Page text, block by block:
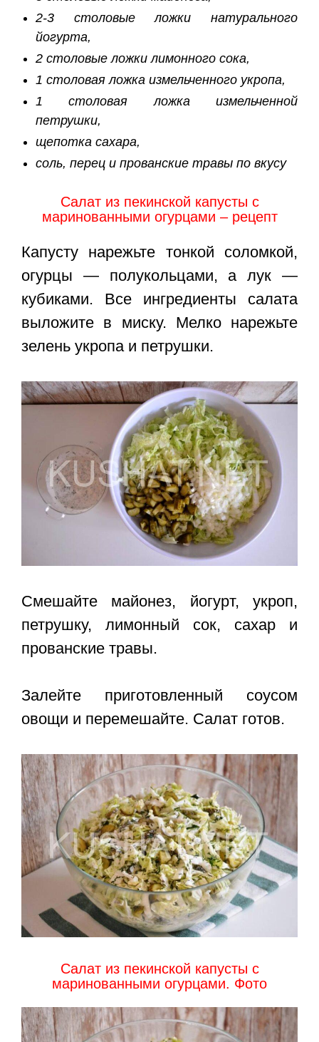
2-3 столовые ложки натурального
йогурта,
2 столовые ложки лимонного сока,
1 столовая ложка измельченного укропа,
1 столовая ложка измельченной
петрушки,
щепотка сахара,
соль, перец и прованские травы по вкусу
Салат из пекинской капусты с
маринованными огурцами – рецепт
Капусту нарежьте тонкой соломкой,
огурцы — полукольцами, а лук —
кубиками. Все ингредиенты салата
выложите в миску. Мелко нарежьте
зелень укропа и петрушки.
Смешайте майонез, йогурт, укроп,
петрушку, лимонный сок, сахар и
прованские травы.
Залейте приготовленный соусом
овощи и перемешайте. Салат готов.
Салат из пекинской капусты с
маринованными огурцами. Фото